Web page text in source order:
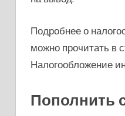
Подробнее о
можно прочитать в
Налогообложение
Пополнить